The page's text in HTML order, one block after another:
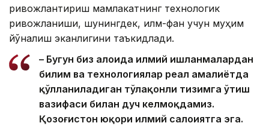
ривожлантириш мамлакатнинг технологик
ривожланиши, шунингдек, илм-фан учун муҳим
йўналиш эканлигини таъкидлади.
– Бугун биз алоҳида илмий ишланмалардан
билим ва технологиялар реал амалиётда
қўлланиладиган тўлақонли тизимга ўтиш
вазифаси билан дуч келмоқдамиз.
Қозоғистон юқори илмий салоҳиятга эга.